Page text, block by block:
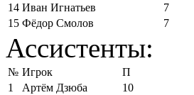
14 Иван Игнатьев
7
15 Фёдор Смолов 7
Ассистенты:
№ Игрок
П
1
Артём Дзюба
10